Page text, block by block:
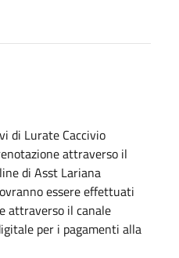
di Lurate Caccivio
attraverso il
di Asst Lariana
essere effettuati
attraverso il canale
per i pagamenti alla